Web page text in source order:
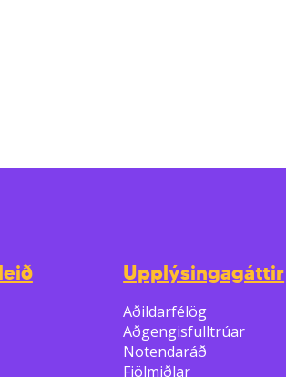
Upplýsingagáttir
Aðildarfélög
Aðgengisfulltrúar
Notendaráð
Fjölmiðlar